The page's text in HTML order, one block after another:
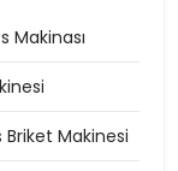
Makinası
Makinesi